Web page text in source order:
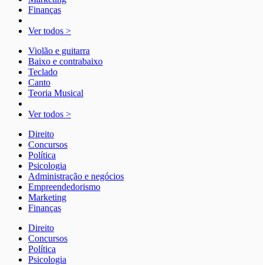
Finanças
Ver todos >
Violão e guitarra
Baixo e contrabaixo
Teclado
Canto
Teoria Musical
Ver todos >
Direito
Concursos
Política
Psicologia
Administração e negócios
Empreendedorismo
Marketing
Finanças
Direito
Concursos
Política
Psicologia